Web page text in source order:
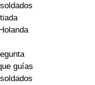
guías